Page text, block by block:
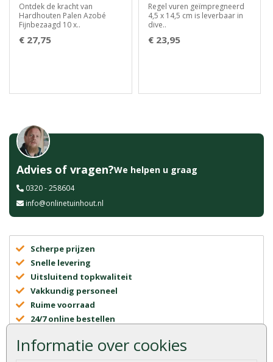
Informatie over cookies
Ontdek de kracht van
Hardhouten Palen Azobé
Fijnbezaagd 10 x..
€ 27,75
Regel vuren geïmpregneerd
4,5 x 14,5 cm is leverbaar in
dive..
€ 23,95
Advies of vragen?We helpen u graag
0320 - 258604
info@onlinetuinhout.nl
Scherpe prijzen
Snelle levering
Uitsluitend topkwaliteit
Vakkundig personeel
Ruime voorraad
24/7 online bestellen
Centraal gelegen showroom